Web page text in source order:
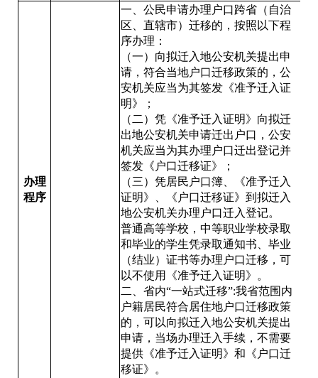
办理
程序
一、公民申请办理户口跨省（自治
区、直辖市）迁移的，按照以下程
序办理：
（一）向拟迁入地公安机关提出申
请，符合当地户口迁移政策的，公
安机关应当为其签发《准予迁入证
明》；
（二）凭《准予迁入证明》向拟迁
出地公安机关申请迁出户口，公安
机关应当为其办理户口迁出登记并
签发《户口迁移证》；
（三）凭居民户口簿、《准予迁入
证明》、《户口迁移证》到拟迁入
地公安机关办理户口迁入登记。
普通高等学校，中等职业学校录取
和毕业的学生凭录取通知书、毕业
（结业）证书等办理户口迁移，可
以不使用《准予迁入证明》。
二、省内“一站式迁移”:我省范围内
户籍居民符合居住地户口迁移政策
的，可以向拟迁入地公安机关提出
申请，当场办理迁入手续，不需要
提供《准予迁入证明》和《户口迁
移证》。